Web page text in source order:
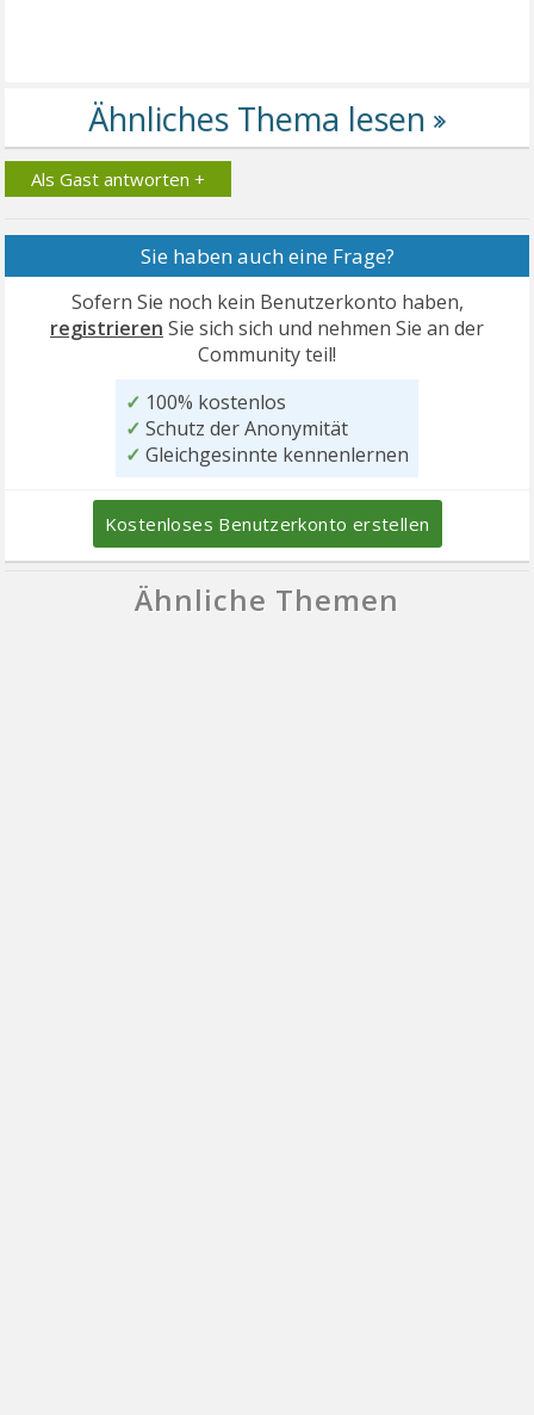
Als Gast antworten +
Sie haben auch eine Frage?
Sofern Sie noch kein Benutzerkonto haben,
registrieren Sie sich sich und nehmen Sie an der
Community teil!
✓ 100% kostenlos
✓ Schutz der Anonymität
✓ Gleichgesinnte kennenlernen
Kostenloses Benutzerkonto erstellen
Ähnliche Themen